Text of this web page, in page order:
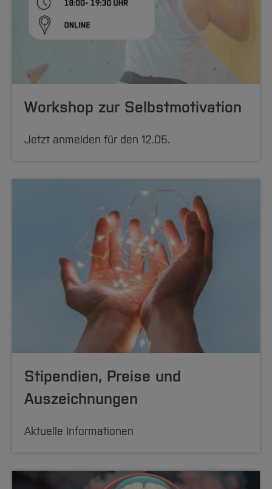
Workshop zur Selbstmotivation
Jetzt anmelden für den 12.05.
Stipendien, Preise und
Auszeichnungen
Aktuelle Informationen